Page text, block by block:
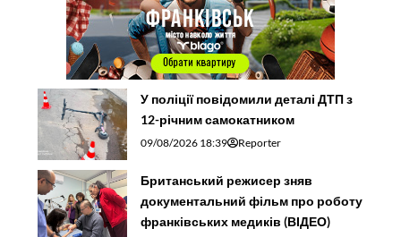
У поліції повідомили деталі ДТП з
12-річним самокатником
09/08/2026 18:39 Reporter
Британський режисер зняв
документальний фільм про роботу
франківських медиків (ВІДЕО)